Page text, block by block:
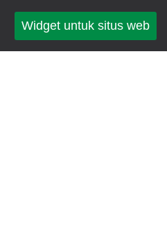
Widget untuk situs web